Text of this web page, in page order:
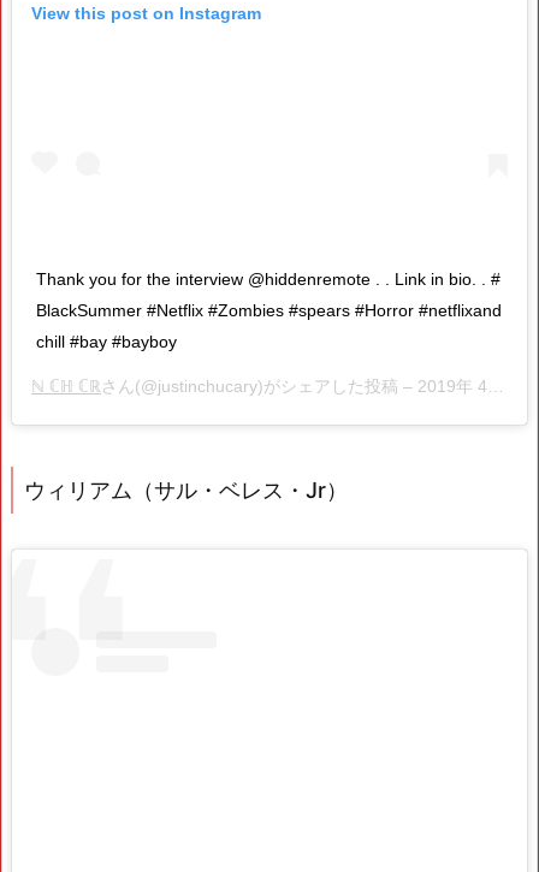
View this post on Instagram
Thank you for the interview @hiddenremote . . Link in bio. . #
BlackSummer #Netflix #Zombies #spears #Horror #netflixand
chill #bay #bayboy
ℕ ℂℍ ℂℝさん(@justinchucary)がシェアした投稿 – 2019年 4月月19日午後12時53分PDT
ウィリアム（サル・ベレス・Jr）